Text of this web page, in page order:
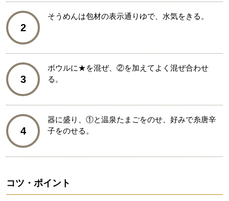
2
そうめんは包材の表示通りゆで、水気をきる。
3
ボウルに★を混ぜ、②を加えてよく混ぜ合わせ
る。
4
器に盛り、①と温泉たまごをのせ、好みで糸唐辛
子をのせる。
コツ・ポイント